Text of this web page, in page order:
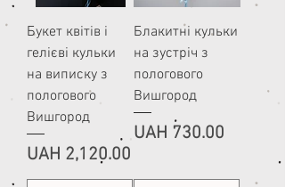
Букет квітів і
гелієві кульки
на виписку з
пологового
Вишгород
Price
UAH 2,120.00
Блакитні кульки
на зустріч з
пологового
Вишгород
Price
UAH 730.00